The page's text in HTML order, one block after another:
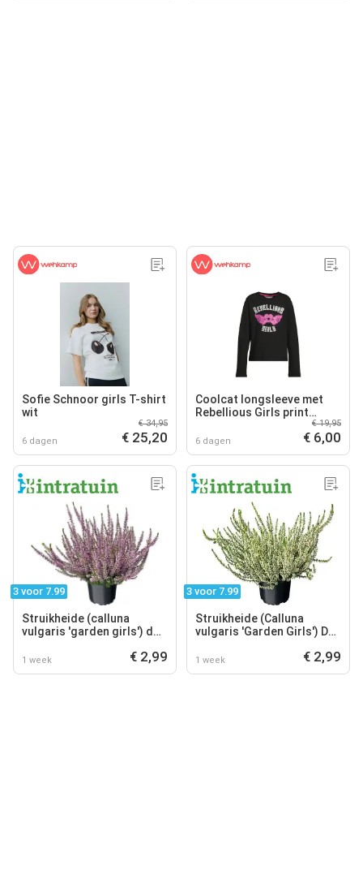
Sofie Schnoor girls T-shirt
wit
6 dagen
€ 34,95
€ 25,20
Coolcat longsleeve met
Rebellious Girls print
6 dagen
€ 19,95
€ 6,00
3 voor 7.99
Struikheide (calluna
vulgaris 'garden girls') d
1 week € 2,99
3 voor 7.99
Struikheide (Calluna
vulgaris 'Garden Girls') D
1 week € 2,99